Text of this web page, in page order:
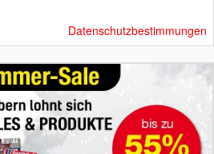
Datenschutzbestimmungen